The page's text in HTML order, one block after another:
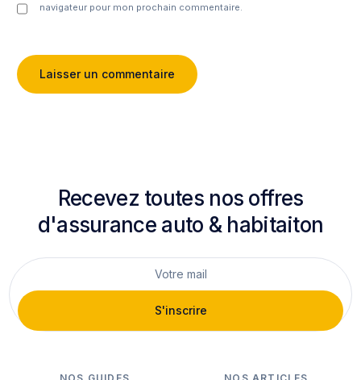
navigateur pour mon prochain commentaire.
Recevez toutes nos offres
d'assurance auto & habitaiton
S'inscrire